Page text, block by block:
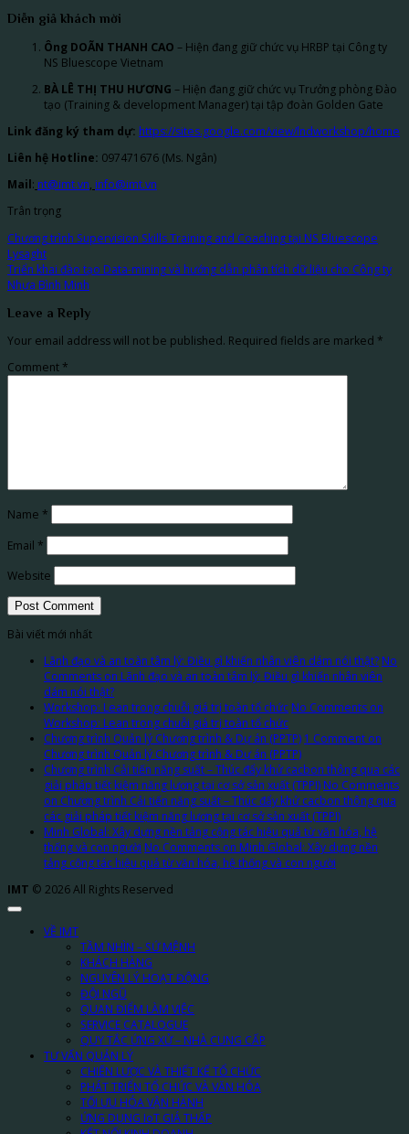
Diễn giả khách mời
Ông DOÃN THANH CAO – Hiện đang giữ chức vụ HRBP tại Công ty
NS Bluescope Vietnam
BÀ LÊ THỊ THU HƯƠNG – Hiện đang giữ chức vụ Trưởng phòng Đào
tạo (Training & development Manager) tại tập đoàn Golden Gate
Link đăng ký tham dự: https://sites.google.com/view/lndworkshop/home
Liên hệ Hotline: 097471676 (Ms. Ngân)
Mail: nt@imt.vn, info@imt.vn
Trân trọng
Chương trình Supervision Skills Training and Coaching tại NS Bluescope
Lysaght
Triển khai đào tạo Data-mining và hướng dẫn phân tích dữ liệu cho Công ty
Nhựa Bình Minh
Leave a Reply
Your email address will not be published. Required fields are marked *
Comment *
Name *
Email *
Website
Bài viết mới nhất
Lãnh đạo và an toàn tâm lý: Điều gì khiến nhân viên dám nói thật? No
Comments on Lãnh đạo và an toàn tâm lý: Điều gì khiến nhân viên
dám nói thật?
Workshop: Lean trong chuỗi giá trị toàn tổ chức No Comments on
Workshop: Lean trong chuỗi giá trị toàn tổ chức
Chương trình Quản lý Chương trình & Dự án (PPTP) 1 Comment on
Chương trình Quản lý Chương trình & Dự án (PPTP)
Chương trình Cải tiến năng suất – Thúc đẩy khử cacbon thông qua các
giải pháp tiết kiệm năng lượng tại cơ sở sản xuất (TPPI) No Comments
on Chương trình Cải tiến năng suất – Thúc đẩy khử cacbon thông qua
các giải pháp tiết kiệm năng lượng tại cơ sở sản xuất (TPPI)
Minh Global: Xây dựng nền tảng cộng tác hiệu quả từ văn hóa, hệ
thống và con người No Comments on Minh Global: Xây dựng nền
tảng cộng tác hiệu quả từ văn hóa, hệ thống và con người
IMT © 2026 All Rights Reserved
VỀ IMT
TẦM NHÌN – SỨ MỆNH
KHÁCH HÀNG
NGUYÊN LÝ HOẠT ĐỘNG
ĐỘI NGŨ
QUAN ĐIỂM LÀM VIỆC
SERVICE CATALOGUE
QUY TẮC ỨNG XỬ – NHÀ CUNG CẤP
TƯ VẤN QUẢN LÝ
CHIẾN LƯỢC VÀ THIẾT KẾ TỔ CHỨC
PHÁT TRIỂN TỔ CHỨC VÀ VĂN HÓA
TỐI ƯU HÓA VẬN HÀNH
ỨNG DỤNG IoT GIÁ THẤP